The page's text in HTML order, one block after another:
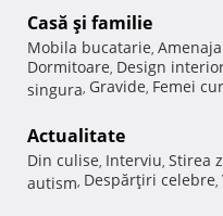
Casă şi familie
Mobila bucatarie,
Dormitoare, Design
singura, Gravide, Femei
Actualitate
Din culise, Interviu, Stirea
autism, Despărţiri celebre,